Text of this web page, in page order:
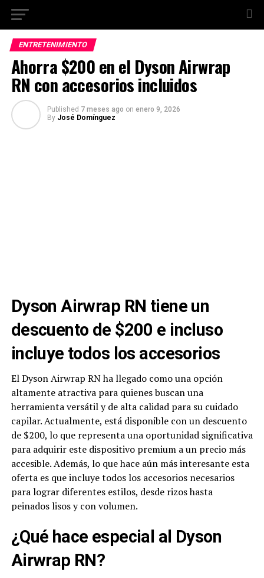
ENTRETENIMIENTO
Ahorra $200 en el Dyson Airwrap
RN con accesorios incluidos
Published 7 meses ago on enero 9, 2026
By José Domínguez
Dyson Airwrap RN tiene un
descuento de $200 e incluso
incluye todos los accesorios
El Dyson Airwrap RN ha llegado como una opción
altamente atractiva para quienes buscan una
herramienta versátil y de alta calidad para su cuidado
capilar. Actualmente, está disponible con un descuento
de $200, lo que representa una oportunidad significativa
para adquirir este dispositivo premium a un precio más
accesible. Además, lo que hace aún más interesante esta
oferta es que incluye todos los accesorios necesarios
para lograr diferentes estilos, desde rizos hasta
peinados lisos y con volumen.
¿Qué hace especial al Dyson
Airwrap RN?